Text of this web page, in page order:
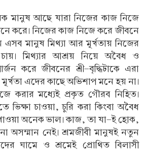
মানুষ আছে যারা নিজের কাজ নিজে
করে। নিজের কাজ নিজে করে জীবনে
এসব মানুষ মিথ্যা আর মূর্খতায় নিজের
মিথ্যার আশ্রয় নিয়ে অবৈধ ও
করে জীবনের শ্রী-বৃদ্ধিটাকে এরা
এদের কাছে অভিশাপ মনে হয় না।
করার মধ্যেই প্রকৃত গৌরব নিহিত।
ভিক্ষা চাওয়া, চুরি করা কিংবা অবৈধ
অনেক ভাল। কাজ, তা যা-ই হোক,
অসম্মান নেই। শ্রমজীবী মানুষই নতুন
ঘামে ও শ্রমেই প্রোথিত বিলাসী